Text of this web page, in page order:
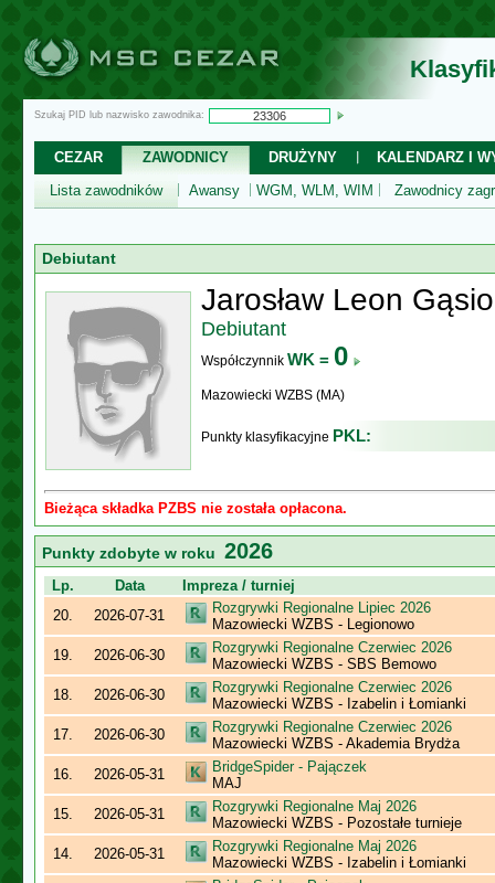
Szukaj PID lub nazwisko zawodnika:
CEZAR ZAWODNICY DRUŻYNY
KALENDARZ I
Lista zawodników
Awansy WGM, WLM, WIM Zawodnicy
Debiutant
Jarosław Leon
Debiutant
Współczynnik WK = 0
Mazowiecki WZBS (MA)
Punkty klasyfikacyjne PKL:
Bieżąca składka PZBS nie została opłacona.
Punkty zdobyte w roku 2026
Lp. Data
Impreza / turniej
20.
2026-07-31
Rozgrywki Regionalne Lipiec 2026
Mazowiecki WZBS - Legionowo
19.
2026-06-30
Rozgrywki Regionalne Czerwiec 2026
Mazowiecki WZBS - SBS Bemowo
18.
2026-06-30
Rozgrywki Regionalne Czerwiec 2026
Mazowiecki WZBS - Izabelin i Łomianki
17.
2026-06-30
Rozgrywki Regionalne Czerwiec 2026
Mazowiecki WZBS - Akademia Brydża
16.
2026-05-31
BridgeSpider - Pajączek
MAJ
15.
2026-05-31
Rozgrywki Regionalne Maj 2026
Mazowiecki WZBS - Pozostałe turnieje
14.
2026-05-31
Rozgrywki Regionalne Maj 2026
Mazowiecki WZBS - Izabelin i Łomianki